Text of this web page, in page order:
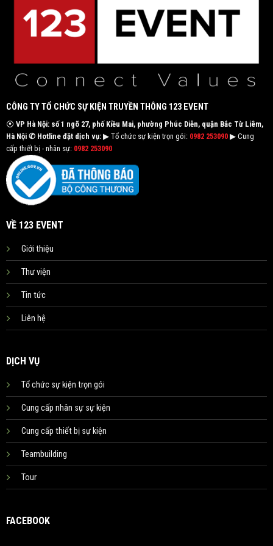
CÔNG TY TỔ CHỨC SỰ KIỆN TRUYỀN THÔNG 123 EVENT
⦿ VP Hà Nội: số 1 ngõ 27, phố Kiều Mai, phường Phúc Diễn, quận Bắc Từ Liêm,
Hà Nội ✆ Hotline đặt dịch vụ:▶ Tổ chức sự kiện trọn gói: 0982 253090▶ Cung
cấp thiết bị - nhân sự: 0982 253090
VỀ 123 EVENT
Giới thiệu
Thư viện
Tin tức
Liên hệ
DỊCH VỤ
Tổ chức sự kiện trọn gói
Cung cấp nhân sự sự kiện
Cung cấp thiết bị sự kiện
Teambuilding
Tour
FACEBOOK